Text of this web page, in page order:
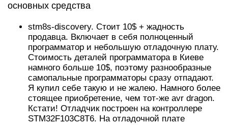
основных средства
stm8s-discovery. Стоит 10$ + жадность
продавца. Включает в себя полноценный
программатор и небольшую отладочную плату.
Стоимость деталей программатора в Киеве
намного больше 10$, поэтому разнообразные
самопальные программаторы сразу отпадают.
Я купил себе такую и не жалею. Намного более
стоящее приобретение, чем тот-же avr dragon.
Кстати! Отладчик построен на контроллере
STM32F103C8T6. На отладочной плате